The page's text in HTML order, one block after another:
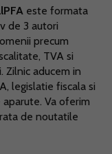
este formata
de 3 autori
precum
TVA si
Zilnic aducem in
legislatie fiscala si
Va oferim
de noutatile